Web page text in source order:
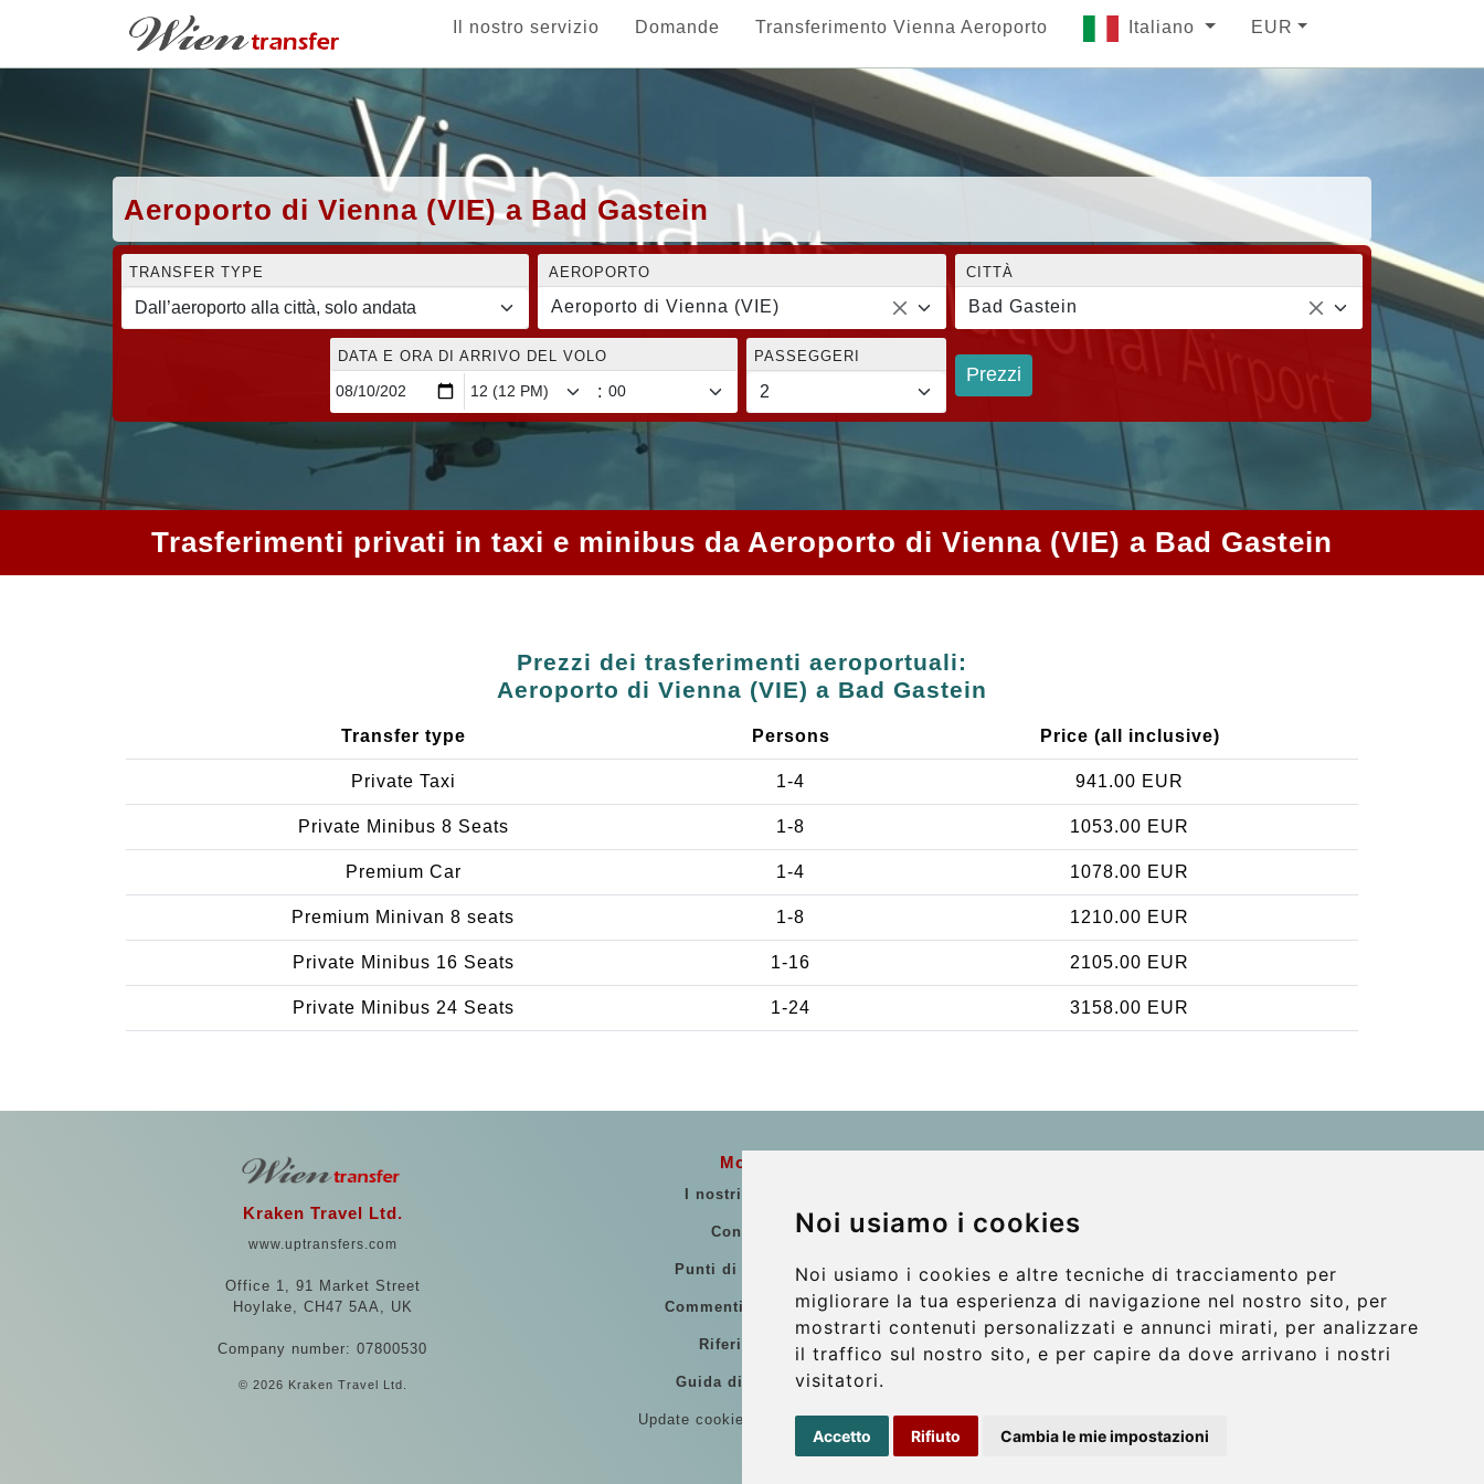
Noi usiamo i cookies
Noi usiamo i cookies e altre tecniche di tracciamento per
migliorare la tua esperienza di navigazione nel nostro sito, per
mostrarti contenuti personalizzati e annunci mirati, per analizzare
il traffico sul nostro sito, e per capire da dove arrivano i nostri
visitatori.
Accetto Rifiuto Cambia le mie impostazioni
Il nostro servizio Domande Transferimento Vienna Aeroporto Italiano EUR
Aeroporto di Vienna (VIE) a Bad Gastein
TRANSFER TYPE AEROPORTO
Aeroporto di Vienna (VIE)
CITTÀ
Bad Gastein
DATA E ORA DI ARRIVO DEL VOLO
:
PASSEGGERI
Prezzi
Trasferimenti privati in taxi e minibus da Aeroporto di Vienna (VIE) a Bad Gastein
Prezzi dei trasferimenti aeroportuali:
Aeroporto di Vienna (VIE) a Bad Gastein
Transfer type Persons Price (all inclusive)
Private Taxi 1-4 941.00 EUR
Private Minibus 8 Seats 1-8 1053.00 EUR
Premium Car 1-4 1078.00 EUR
Premium Minivan 8 seats 1-8 1210.00 EUR
Private Minibus 16 Seats 1-16 2105.00 EUR
Private Minibus 24 Seats 1-24 3158.00 EUR
Kraken Travel Ltd.
www.uptransfers.com
Office 1, 91 Market Street
Hoylake, CH47 5AA, UK
Company number: 07800530
© 2026 Kraken Travel Ltd.
More
I nostri veicoli
Contatti
Punti di Incontro
Commenti di clienti
Riferimenti
Guida di Viaggio
Update cookies preferences